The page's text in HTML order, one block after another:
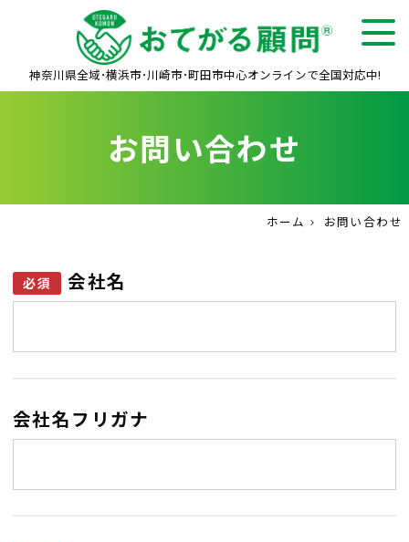
神奈川県全域･横浜市･川崎市･町田市中心オンラインで全国対応中!
トップ
サービス・価格
お困りごと解決
よくある質問
お問い合わせ
お問い合わせ
ホーム お問い合わせ
会社名
会社名フリガナ